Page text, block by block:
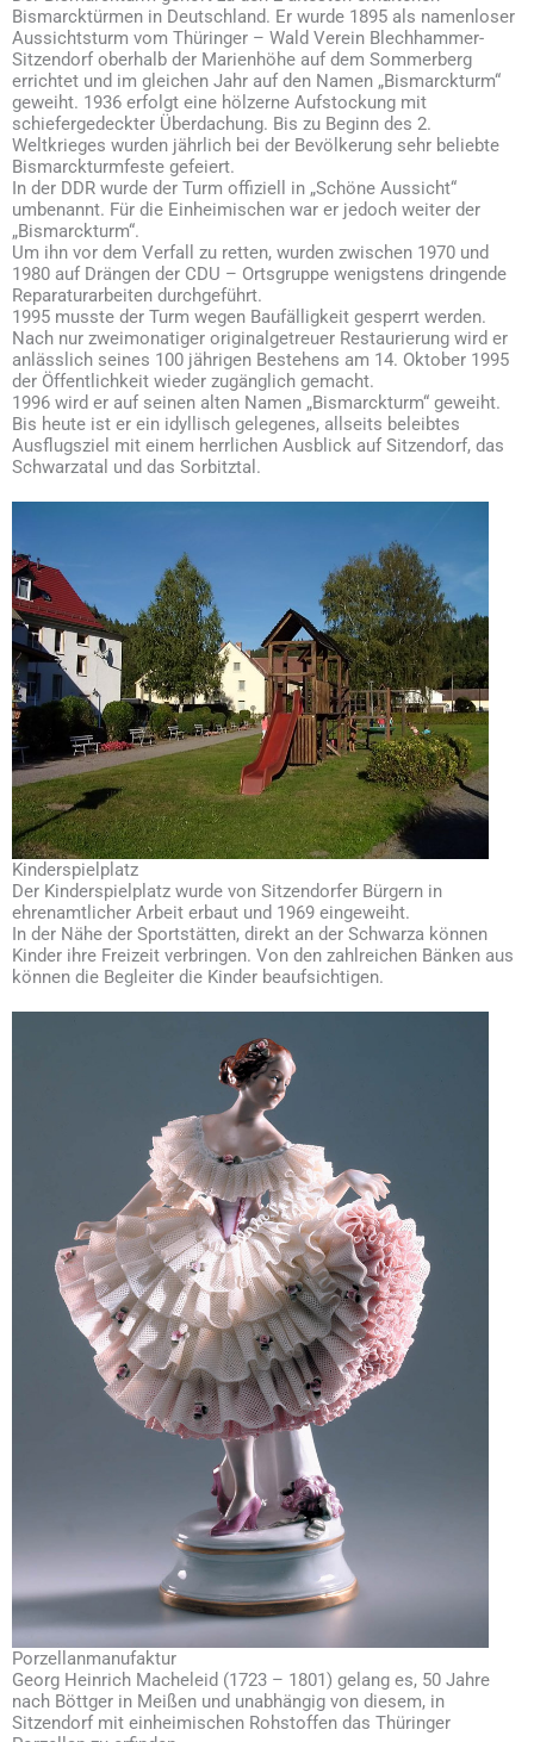
Bismarcktürmen in Deutschland. Er wurde 1895 als namenloser
Aussichtsturm vom Thüringer – Wald Verein Blechhammer-
Sitzendorf oberhalb der Marienhöhe auf dem Sommerberg
errichtet und im gleichen Jahr auf den Namen „Bismarckturm“
geweiht. 1936 erfolgt eine hölzerne Aufstockung mit
schiefergedeckter Überdachung. Bis zu Beginn des 2.
Weltkrieges wurden jährlich bei der Bevölkerung sehr beliebte
Bismarckturmfeste gefeiert.
In der DDR wurde der Turm offiziell in „Schöne Aussicht“
umbenannt. Für die Einheimischen war er jedoch weiter der
„Bismarckturm“.
Um ihn vor dem Verfall zu retten, wurden zwischen 1970 und
1980 auf Drängen der CDU – Ortsgruppe wenigstens dringende
Reparaturarbeiten durchgeführt.
1995 musste der Turm wegen Baufälligkeit gesperrt werden.
Nach nur zweimonatiger originalgetreuer Restaurierung wird er
anlässlich seines 100 jährigen Bestehens am 14. Oktober 1995
der Öffentlichkeit wieder zugänglich gemacht.
1996 wird er auf seinen alten Namen „Bismarckturm“ geweiht.
Bis heute ist er ein idyllisch gelegenes, allseits beleibtes
Ausflugsziel mit einem herrlichen Ausblick auf Sitzendorf, das
Schwarzatal und das Sorbitztal.
Kinderspielplatz
Der Kinderspielplatz wurde von Sitzendorfer Bürgern in
ehrenamtlicher Arbeit erbaut und 1969 eingeweiht.
In der Nähe der Sportstätten, direkt an der Schwarza können
Kinder ihre Freizeit verbringen. Von den zahlreichen Bänken aus
können die Begleiter die Kinder beaufsichtigen.
Porzellanmanufaktur
Georg Heinrich Macheleid (1723 – 1801) gelang es, 50 Jahre
nach Böttger in Meißen und unabhängig von diesem, in
Sitzendorf mit einheimischen Rohstoffen das Thüringer